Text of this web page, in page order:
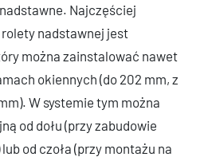
Najczęściej
nadstawnej jest
można zainstalować nawet
okiennych (do 202 mm, z
W systemie tym można
od dołu (przy zabudowie
od czoła (przy montażu na